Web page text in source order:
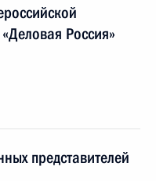
Россия»
представителей